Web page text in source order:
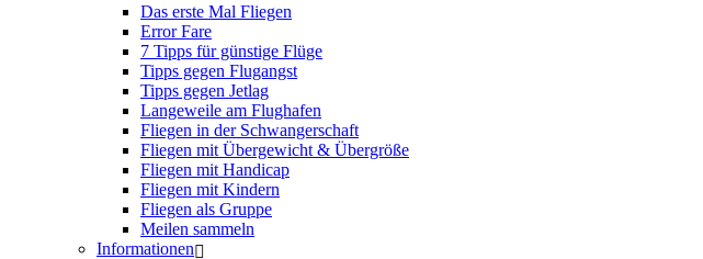
Das erste Mal Fliegen
Error Fare
7 Tipps für günstige Flüge
Tipps gegen Flugangst
Tipps gegen Jetlag
Langeweile am Flughafen
Fliegen in der Schwangerschaft
Fliegen mit Übergewicht & Übergröße
Fliegen mit Handicap
Fliegen mit Kindern
Fliegen als Gruppe
Meilen sammeln
Informationen